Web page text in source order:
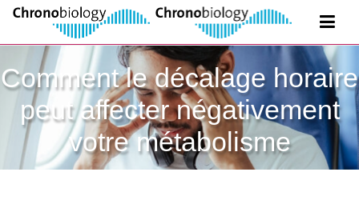
Comment le décalage horaire
peut affecter négativement
votre métabolisme